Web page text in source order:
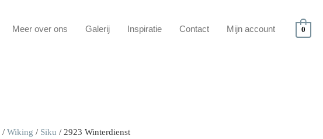
Meer over ons Galerij Inspiratie Contact Mijn account 0
/ Wiking / Siku / 2923 Winterdienst